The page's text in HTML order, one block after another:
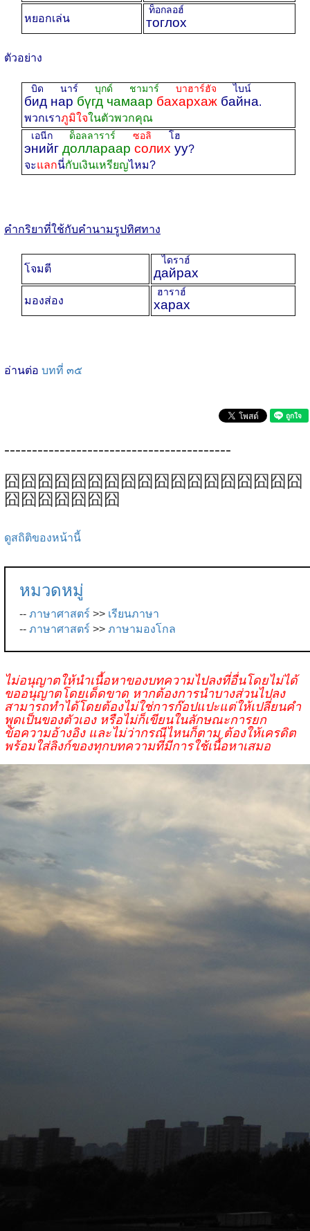
หยอกเล่น тоглох
ท็อกลอฮ์
ตัวอย่าง
бид нар бүгд чамаар бахархажбайна
บิด นาร์ บุกด์ ชามาร์ บาฮาร์ฮัจ ไบน์
.
พวกเราภูมิใจในตัวพวกคุณ
энийг доллараар солих уу
เอนีก ด็อลลาราร์ ซอลิ โฮ
?
จะแลกนี่กับเงินเหรียญไหม?
คำกริยาที่ใช้กับคำนามรูปทิศทาง
โจมตี дайрах
ไดราฮ์
มองส่อง харах
ฮาราฮ์
อ่านต่อ บทที่ ๓๕
-----------------------------------------
囧囧囧囧囧囧囧囧囧囧囧囧囧囧囧囧囧囧
囧囧囧囧囧囧囧
ดูสถิติของหน้านี้
หมวดหมู่
-- ภาษาศาสตร์ >> เรียนภาษา
-- ภาษาศาสตร์ >> ภาษามองโกล
ไม่อนุญาตให้นำเนื้อหาของบทความไปลงที่อื่นโดยไม่ได้
ขออนุญาตโดยเด็ดขาด หากต้องการนำบางส่วนไปลง
สามารถทำได้โดยต้องไม่ใช่การก๊อปแปะแต่ให้เปลี่ยนคำ
พูดเป็นของตัวเอง หรือไม่ก็เขียนในลักษณะการยก
ข้อความอ้างอิง และไม่ว่ากรณีไหนก็ตาม ต้องให้เครดิต
พร้อมใส่ลิงก์ของทุกบทความที่มีการใช้เนื้อหาเสมอ